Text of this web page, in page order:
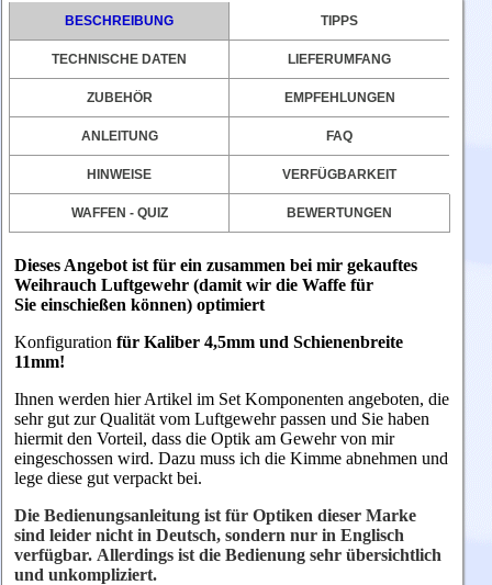
BESCHREIBUNG TIPPS
TECHNISCHE DATEN LIEFERUMFANG
ZUBEHÖR EMPFEHLUNGEN
ANLEITUNG FAQ
HINWEISE VERFÜGBARKEIT
WAFFEN - QUIZ BEWERTUNGEN
Dieses Angebot ist für ein zusammen bei mir gekauftes
Weihrauch Luftgewehr (damit wir die Waffe für
Sie einschießen können) optimiert
Konfiguration für Kaliber 4,5mm und Schienenbreite
11mm!
Ihnen werden hier Artikel im Set Komponenten angeboten, die
sehr gut zur Qualität vom Luftgewehr passen und Sie haben
hiermit den Vorteil, dass die Optik am Gewehr von mir
eingeschossen wird. Dazu muss ich die Kimme abnehmen und
lege diese gut verpackt bei.
Die Bedienungsanleitung ist für Optiken dieser Marke
sind leider nicht in Deutsch, sondern nur in Englisch
verfügbar. Allerdings ist die Bedienung sehr übersichtlich
und unkompliziert.